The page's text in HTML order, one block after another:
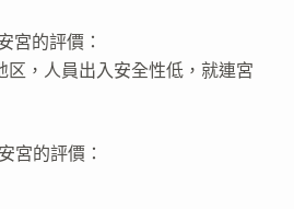
宮的評價：
区，人員出入安全性低，就連宮
宮的評價：